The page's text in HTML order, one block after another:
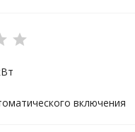
включения